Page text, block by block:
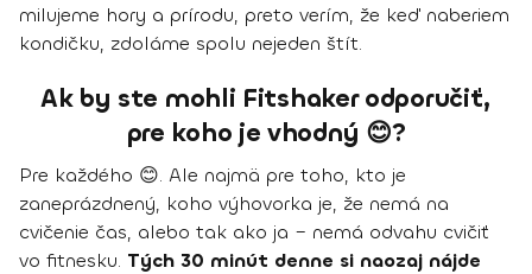
milujeme hory a prírodu, preto verím, že keď naberiem
kondičku, zdoláme spolu nejeden štít.
Ak by ste mohli Fitshaker odporučiť,
pre koho je vhodný 😊?
Pre každého 😊. Ale najmä pre toho, kto je
zaneprázdnený, koho výhovorka je, že nemá na
cvičenie čas, alebo tak ako ja – nemá odvahu cvičiť
vo fitnesku. Tých 30 minút denne si naozaj nájde